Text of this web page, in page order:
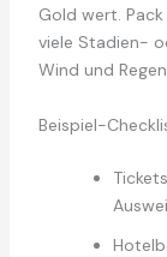
Gold wert.
viele Stadien-
Wind und
Beispiel-